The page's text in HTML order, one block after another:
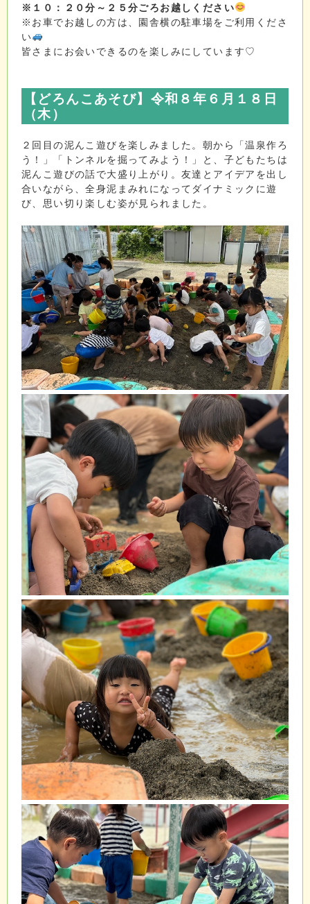
※１０：２０分～２５分ごろお越しください
※お車でお越しの方は、園舎横の駐車場をご利用くださ
い
皆さまにお会いできるのを楽しみにしています♡
【どろんこあそび】令和８年６月１８日
（木）
２回目の泥んこ遊びを楽しみました。朝から「温泉作ろ
う！」「トンネルを掘ってみよう！」と、子どもたちは
泥んこ遊びの話で大盛り上がり。友達とアイデアを出し
合いながら、全身泥まみれになってダイナミックに遊
び、思い切り楽しむ姿が見られました。